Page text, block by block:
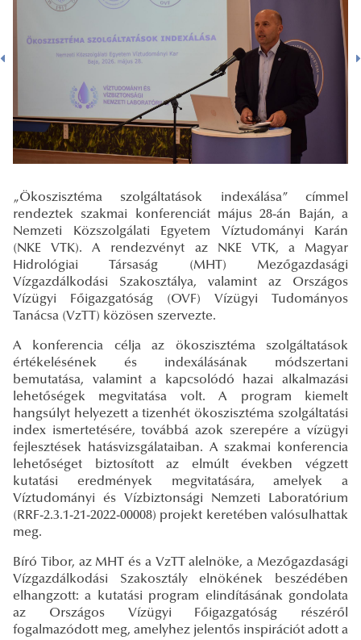
„Ökoszisztéma szolgáltatások indexálása” címmel
rendeztek szakmai konferenciát május 28-án Baján, a
Nemzeti Közszolgálati Egyetem Víztudományi Karán
(NKE VTK). A rendezvényt az NKE VTK, a Magyar
Hidrológiai Társaság (MHT) Mezőgazdasági
Vízgazdálkodási Szakosztálya, valamint az Országos
Vízügyi Főigazgatóság (OVF) Vízügyi Tudományos
Tanácsa (VzTT) közösen szervezte.
A konferencia célja az ökoszisztéma szolgáltatások
értékelésének és indexálásának módszertani
bemutatása, valamint a kapcsolódó hazai alkalmazási
lehetőségek megvitatása volt. A program kiemelt
hangsúlyt helyezett a tizenhét ökoszisztéma szolgáltatási
index ismertetésére, továbbá azok szerepére a vízügyi
fejlesztések hatásvizsgálataiban. A szakmai konferencia
lehetőséget biztosított az elmúlt években végzett
kutatási eredmények megvitatására, amelyek a
Víztudományi és Vízbiztonsági Nemzeti Laboratórium
(RRF-2.3.1-21-2022-00008) projekt keretében valósulhattak
meg.
Bíró Tibor, az MHT és a VzTT alelnöke, a Mezőgazdasági
Vízgazdálkodási Szakosztály elnökének beszédében
elhangzott: a kutatási program elindításának gondolata
az Országos Vízügyi Főigazgatóság részéről
fogalmazódott meg, amelyhez jelentős inspirációt adott a